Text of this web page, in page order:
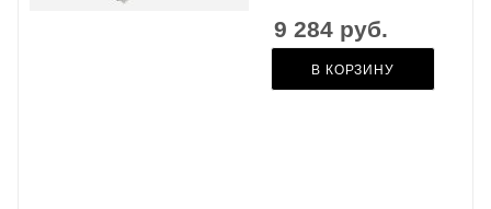
9 284 руб.
В КОРЗИНУ